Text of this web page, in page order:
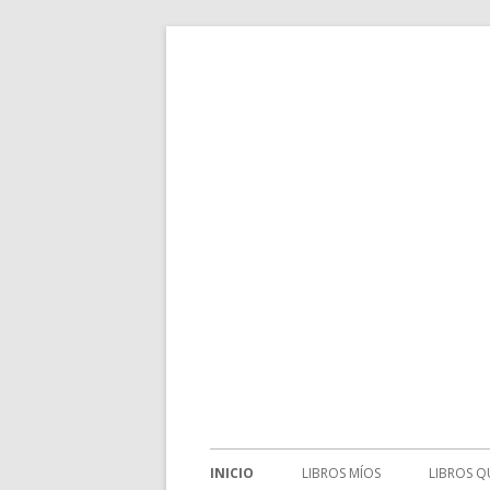
Galeradas
Un blog de letras, mías, ajenas y de todos
INICIO LIBROS MÍOS LIBROS